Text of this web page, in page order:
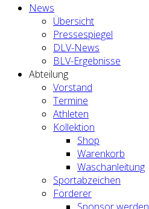
News
Übersicht
Pressespiegel
DLV-News
BLV-Ergebnisse
Abteilung
Vorstand
Termine
Athleten
Kollektion
Shop
Warenkorb
Waschanleitung
Sportabzeichen
Förderer